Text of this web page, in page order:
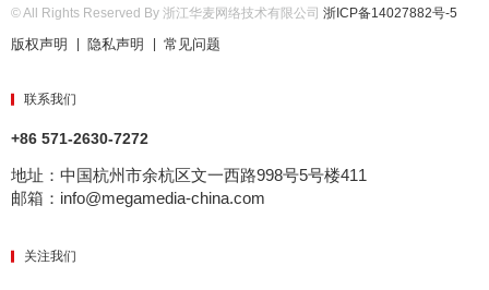
© All Rights Reserved By 浙江华麦网络技术有限公司 浙ICP备14027882号-5
版权声明 隐私声明 常见问题
联系我们
+86 571-2630-7272
地址：中国杭州市余杭区文一西路998号5号楼411
邮箱：info@megamedia-china.com
关注我们